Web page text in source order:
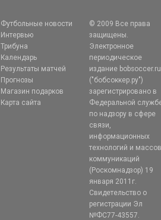
Футбольные новости
Интервью
Трибуна
Календарь
Результаты матчей
Прогнозы
Магазин подарков
Карта сайта
© 2009 Все права
защищены.
Электронное
периодическое
издание bobsoccer.ru
("бобсоккер.ру")
зарегистрировано в
Федеральной
по надзору в сфере
связи,
информационных
технологий и
коммуникаций
(Роскомнадзор) 19
января 2011г.
Свидетельство о
регистрации Эл
№ФС77-43557.